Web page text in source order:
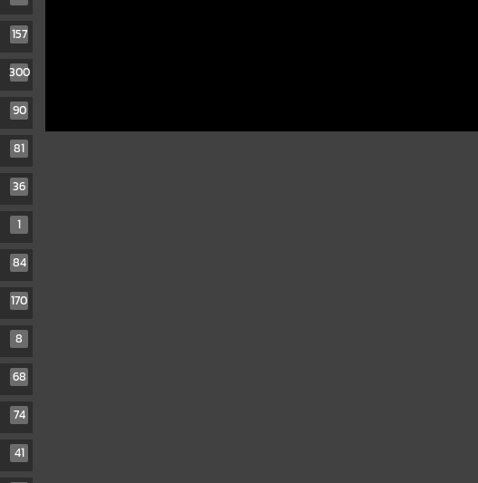
157
300
90
81
36
1
84
170
8
68
74
41